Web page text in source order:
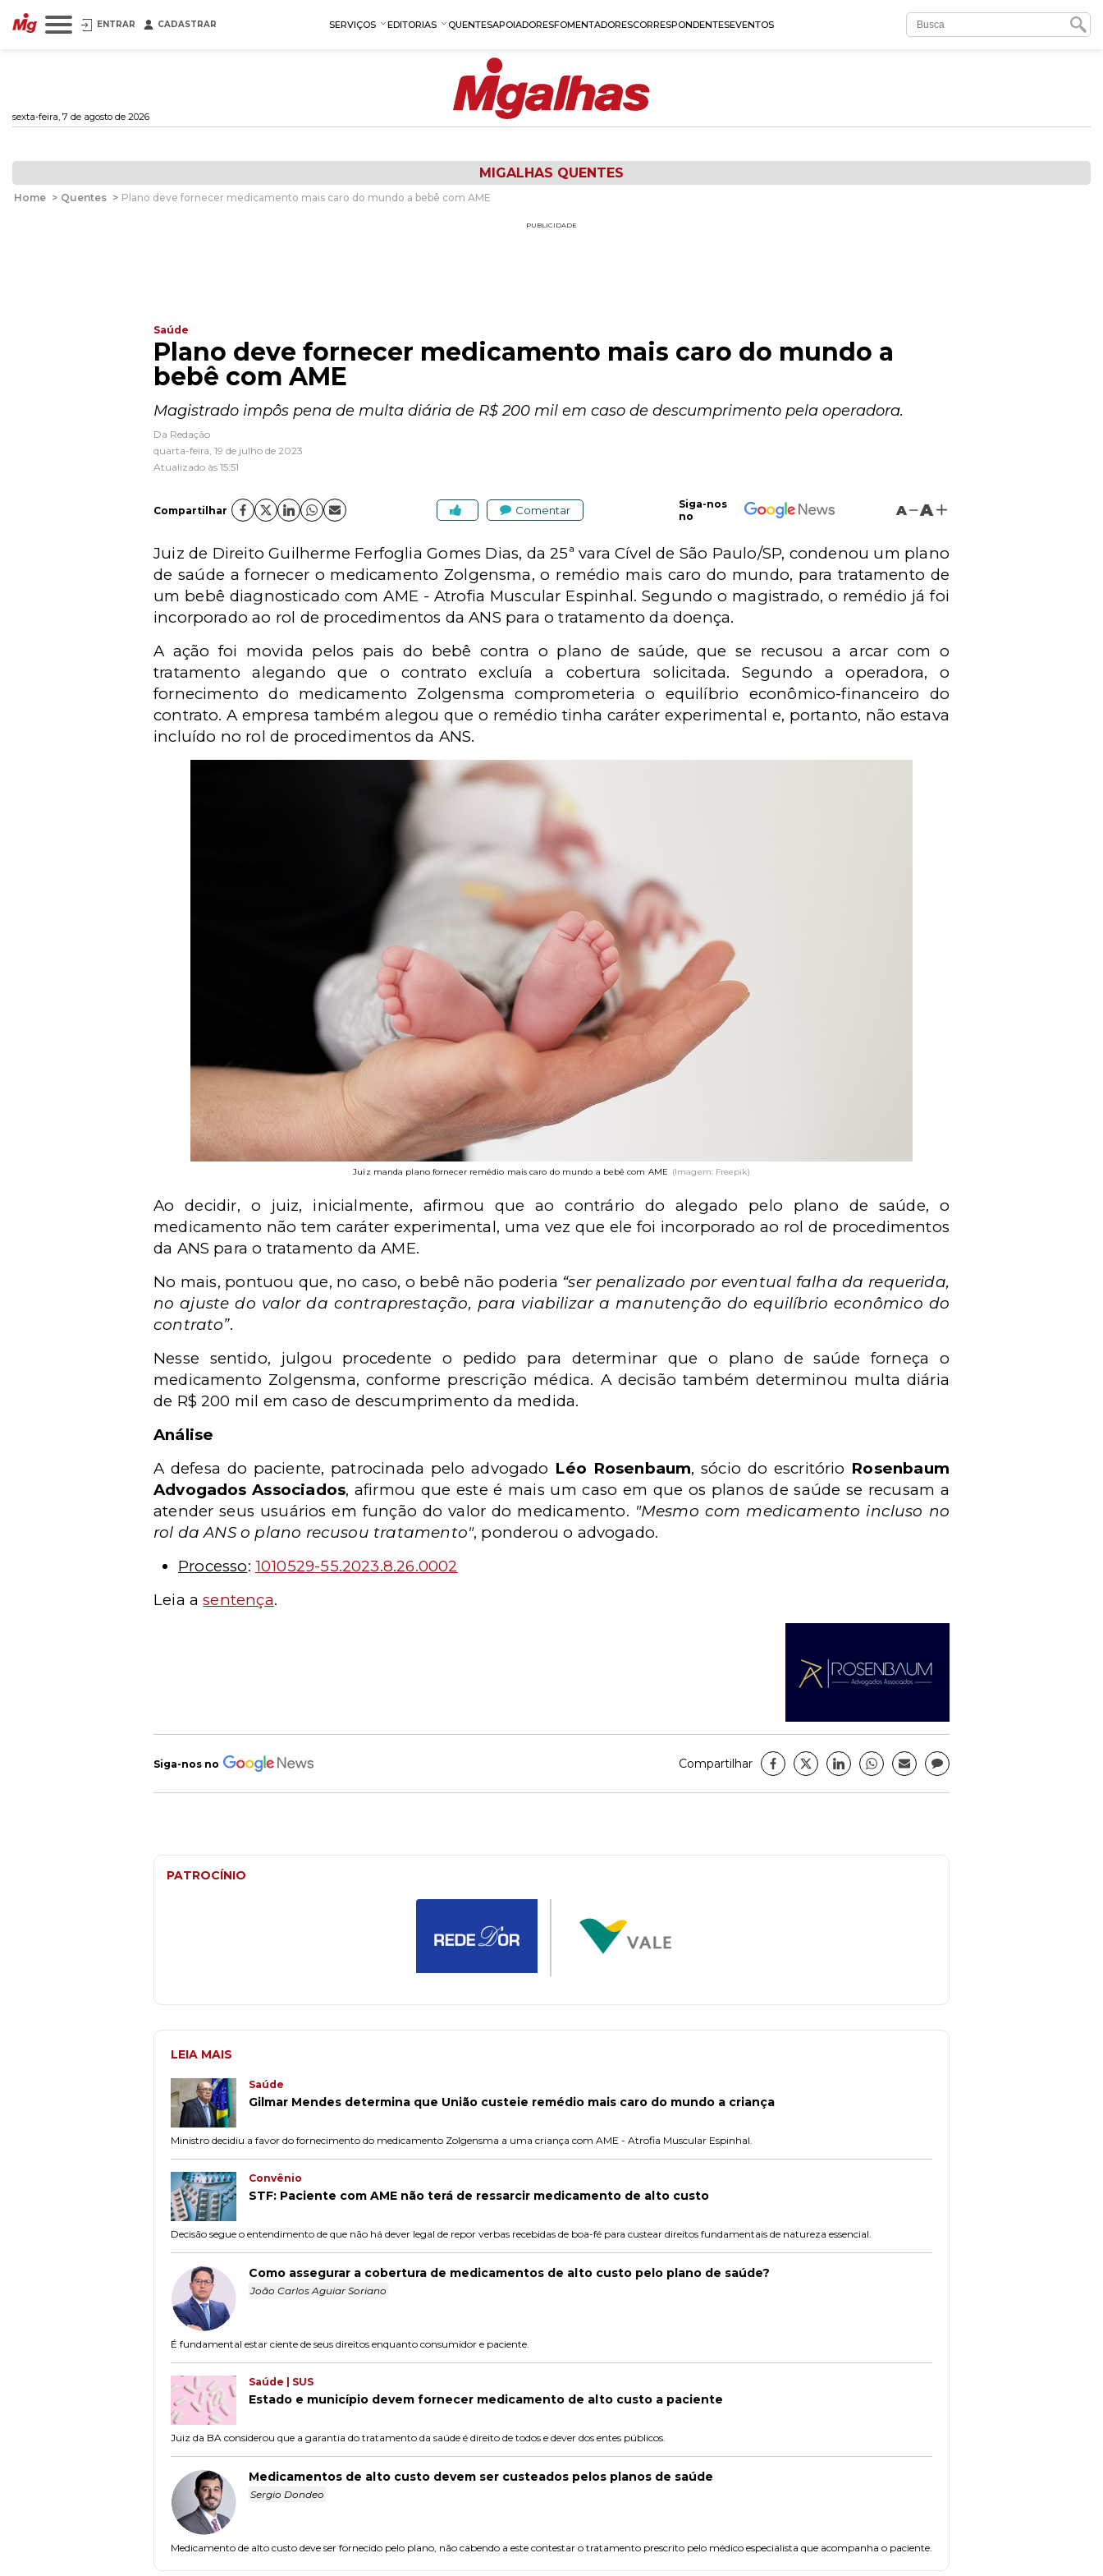
ENTRAR CADASTRAR SERVIÇOS EDITORIAS QUENTESAPOIADORESFOMENTADORESCORRESPONDENTESEVENTOS
sexta-feira, 7 de agosto de 2026
MIGALHAS QUENTES
Home > Quentes > Plano deve fornecer medicamento mais caro do mundo a bebê com AME
PUBLICIDADE
Saúde
Plano deve fornecer medicamento mais caro do mundo a
bebê com AME
Magistrado impôs pena de multa diária de R$ 200 mil em caso de descumprimento pela operadora.
Da Redação
quarta-feira, 19 de julho de 2023
Atualizado às 15:51
Compartilhar Comentar
Siga-nos
no
A A
Juiz de Direito Guilherme Ferfoglia Gomes Dias, da 25ª vara Cível de São Paulo/SP, condenou um plano
de saúde a fornecer o medicamento Zolgensma, o remédio mais caro do mundo, para tratamento de
um bebê diagnosticado com AME - Atrofia Muscular Espinhal. Segundo o magistrado, o remédio jáfoi
incorporado ao rol de procedimentos da ANS para o tratamento da doença.
A ação foi movida pelos pais do bebê contra o plano de saúde, que se recusou a arcar com o
tratamento alegando que o contrato excluía a cobertura solicitada. Segundo a operadora, o
fornecimento do medicamento Zolgensma comprometeria o equilíbrio econômico-financeiro do
contrato. A empresa também alegou que o remédio tinha caráter experimental e, portanto, não estava
incluído no rol de procedimentos da ANS.
Juiz manda plano fornecer remédio mais caro do mundo a bebê com AME (Imagem: Freepik)
Ao decidir, o juiz, inicialmente, afirmou que ao contrário do alegado pelo plano de saúde, o
medicamento não tem caráter experimental, uma vez que ele foi incorporado ao rol de procedimentos
da ANS para o tratamento da AME.
No mais, pontuou que, no caso, o bebê não poderia “ser penalizado por eventual falha da requerida,
no ajuste do valor da contraprestação, para viabilizar a manutenção do equilíbrio econômico do
contrato”.
Nesse sentido, julgou procedente o pedido para determinar que o plano de saúde forneça o
medicamento Zolgensma, conforme prescrição médica. A decisão também determinou multa diária
de R$ 200 mil em caso de descumprimento da medida.
Análise
A defesa do paciente, patrocinada pelo advogado Léo Rosenbaum, sócio do escritório Rosenbaum
Advogados Associados, afirmou que este é mais um caso em que os planos de saúde se recusam a
atender seus usuários em função do valor do medicamento. "Mesmo com medicamento incluso no
rol da ANS o plano recusou tratamento", ponderou o advogado.
Processo: 1010529-55.2023.8.26.0002
Leia asentença.
Siga-nos no Compartilhar
PATROCÍNIO
LEIA MAIS
Saúde
Gilmar Mendes determina que União custeie remédio mais caro do mundo a criança
Ministro decidiu a favor do fornecimento do medicamento Zolgensma a uma criança com AME - Atrofia Muscular Espinhal.
Convênio
STF: Paciente com AME não terá de ressarcir medicamento de alto custo
Decisão segue o entendimento de que não há dever legal de repor verbas recebidas de boa-fé para custear direitos fundamentais de natureza essencial.
Como assegurar a cobertura de medicamentos de alto custo pelo plano de saúde?
João Carlos Aguiar Soriano
É fundamental estar ciente de seus direitos enquanto consumidor e paciente.
Saúde | SUS
Estado e município devem fornecer medicamento de alto custo a paciente
Juiz da BA considerou que a garantia do tratamento da saúde é direito de todos e dever dos entes públicos.
Medicamentos de alto custo devem ser custeados pelos planos de saúde
Sergio Dondeo
Medicamento de alto custo deve ser fornecido pelo plano, não cabendo a este contestar o tratamento prescrito pelo médico especialista que acompanha o paciente.